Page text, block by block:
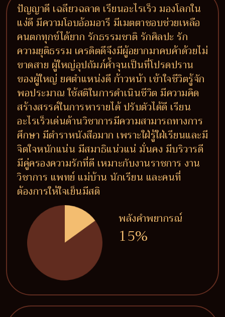
ปัญญาดี เฉลียวฉลาด เรียนอะไรเร็ว มองโลกใน
แง่ดี มีความโอบอ้อมอารี มีเมตตาชอบช่วยเหลือ
คนตกทุกข์ได้ยาก รักธรรมชาติ รักศิลปะ รัก
ความยุติธรรม เครดิตดีจึงมีผู้อยากมาคบค้าด้วยไม่
ขาดสาย ผู้ใหญ่อุปถัมภ์ค้ำจุนเป็นที่โปรดปราน
ของผู้ใหญ่ ยศตำแหน่งดี ก้าวหน้า เข้าใจชีวิตรู้จัก
พอประมาณ ใช้สติในการดำเนินชีวิต มีความคิด
สร้างสรรค์ในการหารายได้ ปรับตัวได้ดี เรียน
อะไรเร็วเด่นด้านวิชาการมีความสามารถทางการ
ศึกษา มีตำราหนังสือมาก เพราะใฝ่รู้ใฝ่เรียนและมี
จิตใจหนักแน่น มีสมาธิแน่วแน่ มั่นคง มีบริวารดี
มีคู่ครองความรักที่ดี เหมาะกับงานราชการ งาน
วิชาการ แพทย์ แม่บ้าน นักเรียน และคนที่
ต้องการให้ใจเย็นมีสติ
พลังคำพยากรณ์
15%